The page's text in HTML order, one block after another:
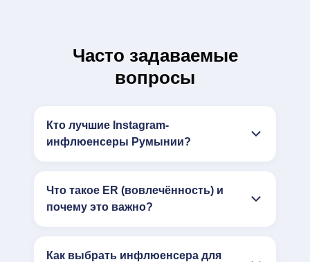
Часто задаваемые
вопросы
Кто лучшие Instagram-
инфлюенсеры Румынии?
Что такое ER (вовлечённость) и
почему это важно?
Как выбрать инфлюенсера для